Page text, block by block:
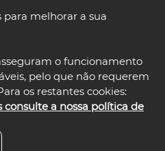
para melhorar a sua
o funcionamento
pelo que não requerem
os restantes cookies:
a nossa política de
select language